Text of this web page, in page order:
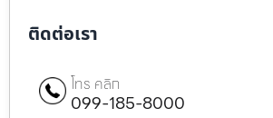
ติดต่อเรา
โทร คลิก
099-185-8000